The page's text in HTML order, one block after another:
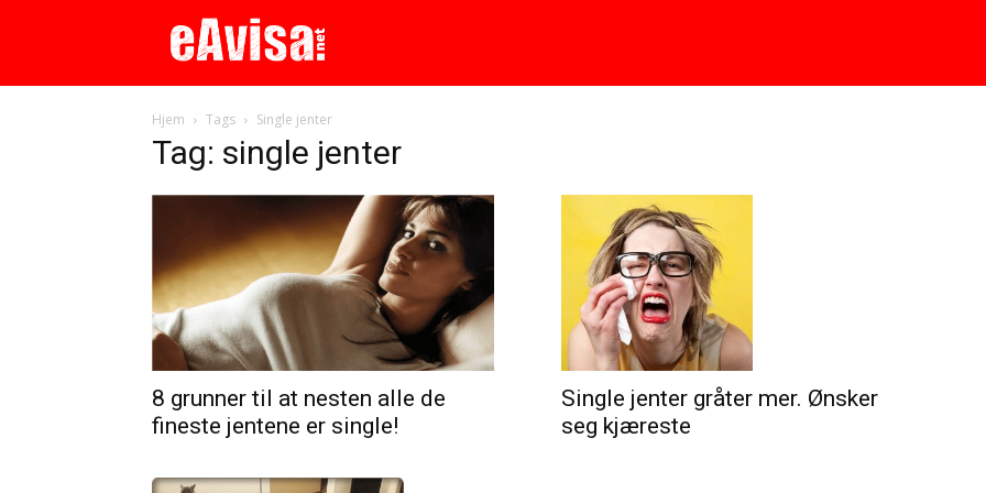
Hjem Tags Single jenter
Tag: single jenter
8 grunner til at nesten alle de
fineste jentene er single!
Single jenter gråter mer. Ønsker
seg kjæreste